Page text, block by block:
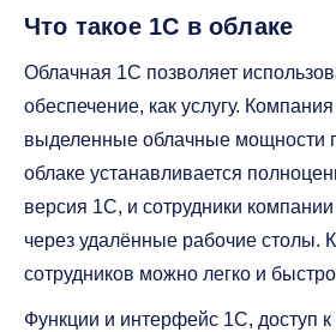
Что такое 1С в облаке
Облачная 1С позволяет
обеспечение, как услугу.
выделенные облачные мощности
облаке устанавливается
версия 1С, и сотрудники
через удалённые рабочие столы.
сотрудников можно легко и
Функции и интерфейс 1С, доступ к